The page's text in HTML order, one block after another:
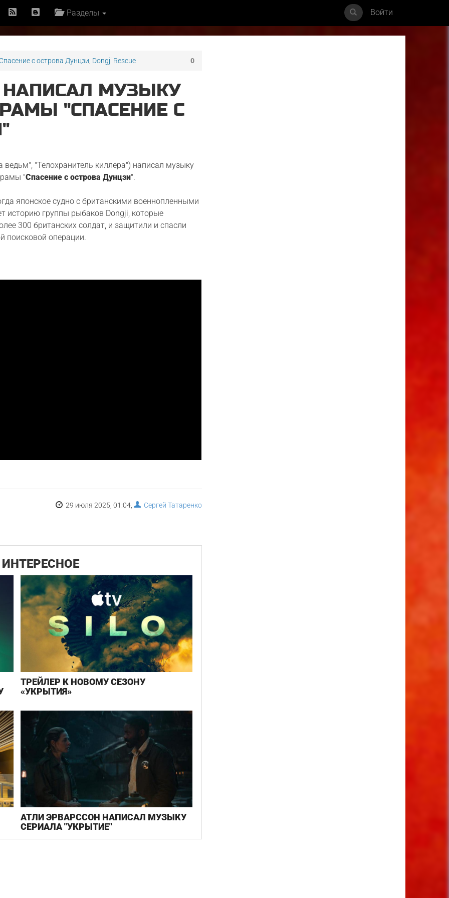
Разделы Войти
0
с острова Дунцзи Dongji Rescue
НАПИСАЛ МУЗЫКУ
"СПАСЕНИЕ С
"Телохранитель киллера") написал музыку
"Спасение с острова Дунцзи".
японское судно с британскими военнопленными
историю группы рыбаков Dongji, которые
300 британских солдат, и защитили и спасли
поисковой операции.
29 июля 2025, 01:04, Сергей Татаренко
ТРЕЙЛЕР К НОВОМУ СЕЗОНУ
«УКРЫТИЯ»
АТЛИ ЭРВАРССОН НАПИСАЛ МУЗЫКУ
СЕРИАЛА "УКРЫТИЕ"